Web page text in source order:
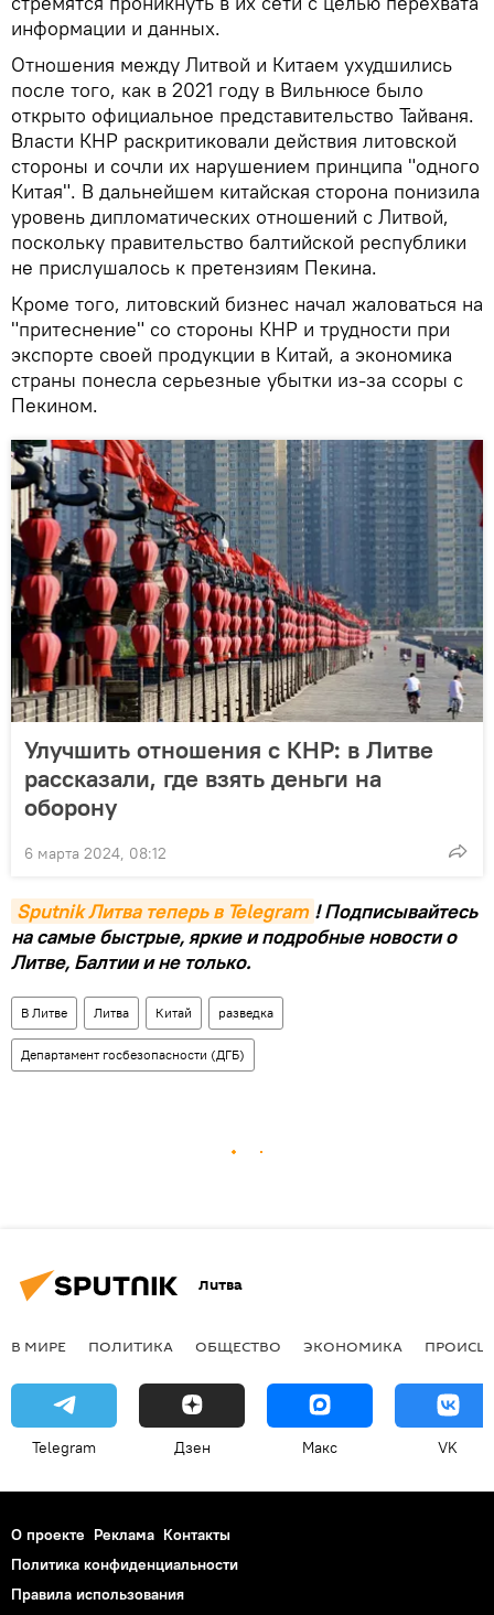
информации и данных.
Отношения между Литвой и Китаем ухудшились
после того, как в 2021 году в Вильнюсе было
открыто официальное представительство Тайваня.
Власти КНР раскритиковали действия литовской
стороны и сочли их нарушением принципа "одного
Китая". В дальнейшем китайская сторона понизила
уровень дипломатических отношений с Литвой,
поскольку правительство балтийской республики
не прислушалось к претензиям Пекина.
Кроме того, литовский бизнес начал жаловаться на
"притеснение" со стороны КНР и трудности при
экспорте своей продукции в Китай, а экономика
страны понесла серьезные убытки из-за ссоры с
Пекином.
Улучшить отношения с КНР: в Литве
рассказали, где взять деньги на
оборону
6 марта 2024, 08:12
Sputnik Литва теперь в Telegram ! Подписывайтесь
на самые быстрые, яркие и подробные новости о
Литве, Балтии и не только.
В Литве Литва Китай разведка
Департамент госбезопасности (ДГБ)
Литва
В МИРЕ ПОЛИТИКА ОБЩЕСТВО ЭКОНОМИКА
Telegram Дзен Макс VK
О проекте Реклама Контакты
Политика конфиденциальности
Правила использования